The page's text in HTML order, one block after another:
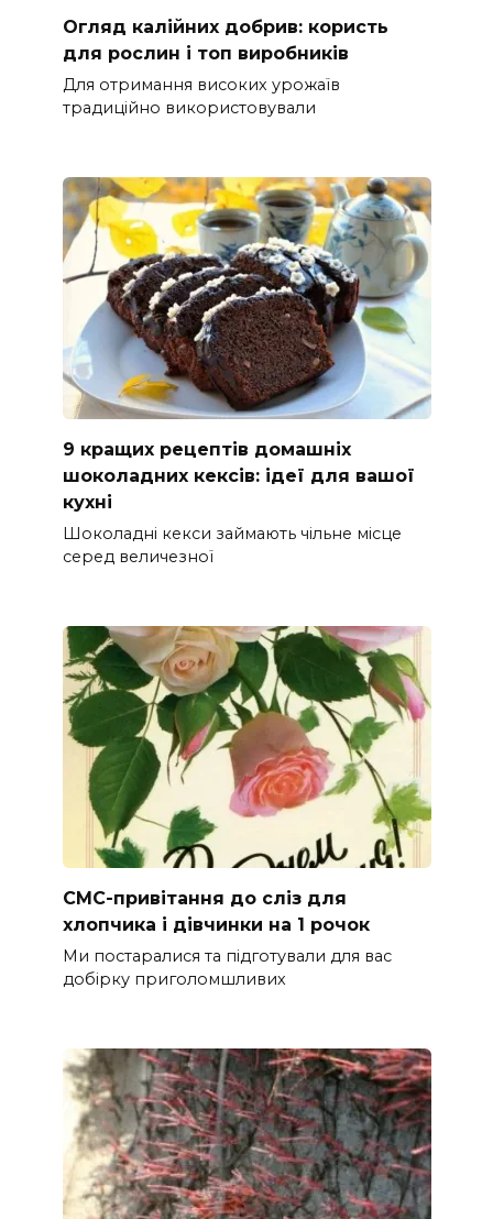
Огляд калійних добрив: користь
для рослин і топ виробників
Для отримання високих урожаїв
традиційно використовували
9 кращих рецептів домашніх
шоколадних кексів: ідеї для вашої
кухні
Шоколадні кекси займають чільне місце
серед величезної
СМС-привітання до сліз для
хлопчика і дівчинки на 1 рочок
Ми постаралися та підготували для вас
добірку приголомшливих